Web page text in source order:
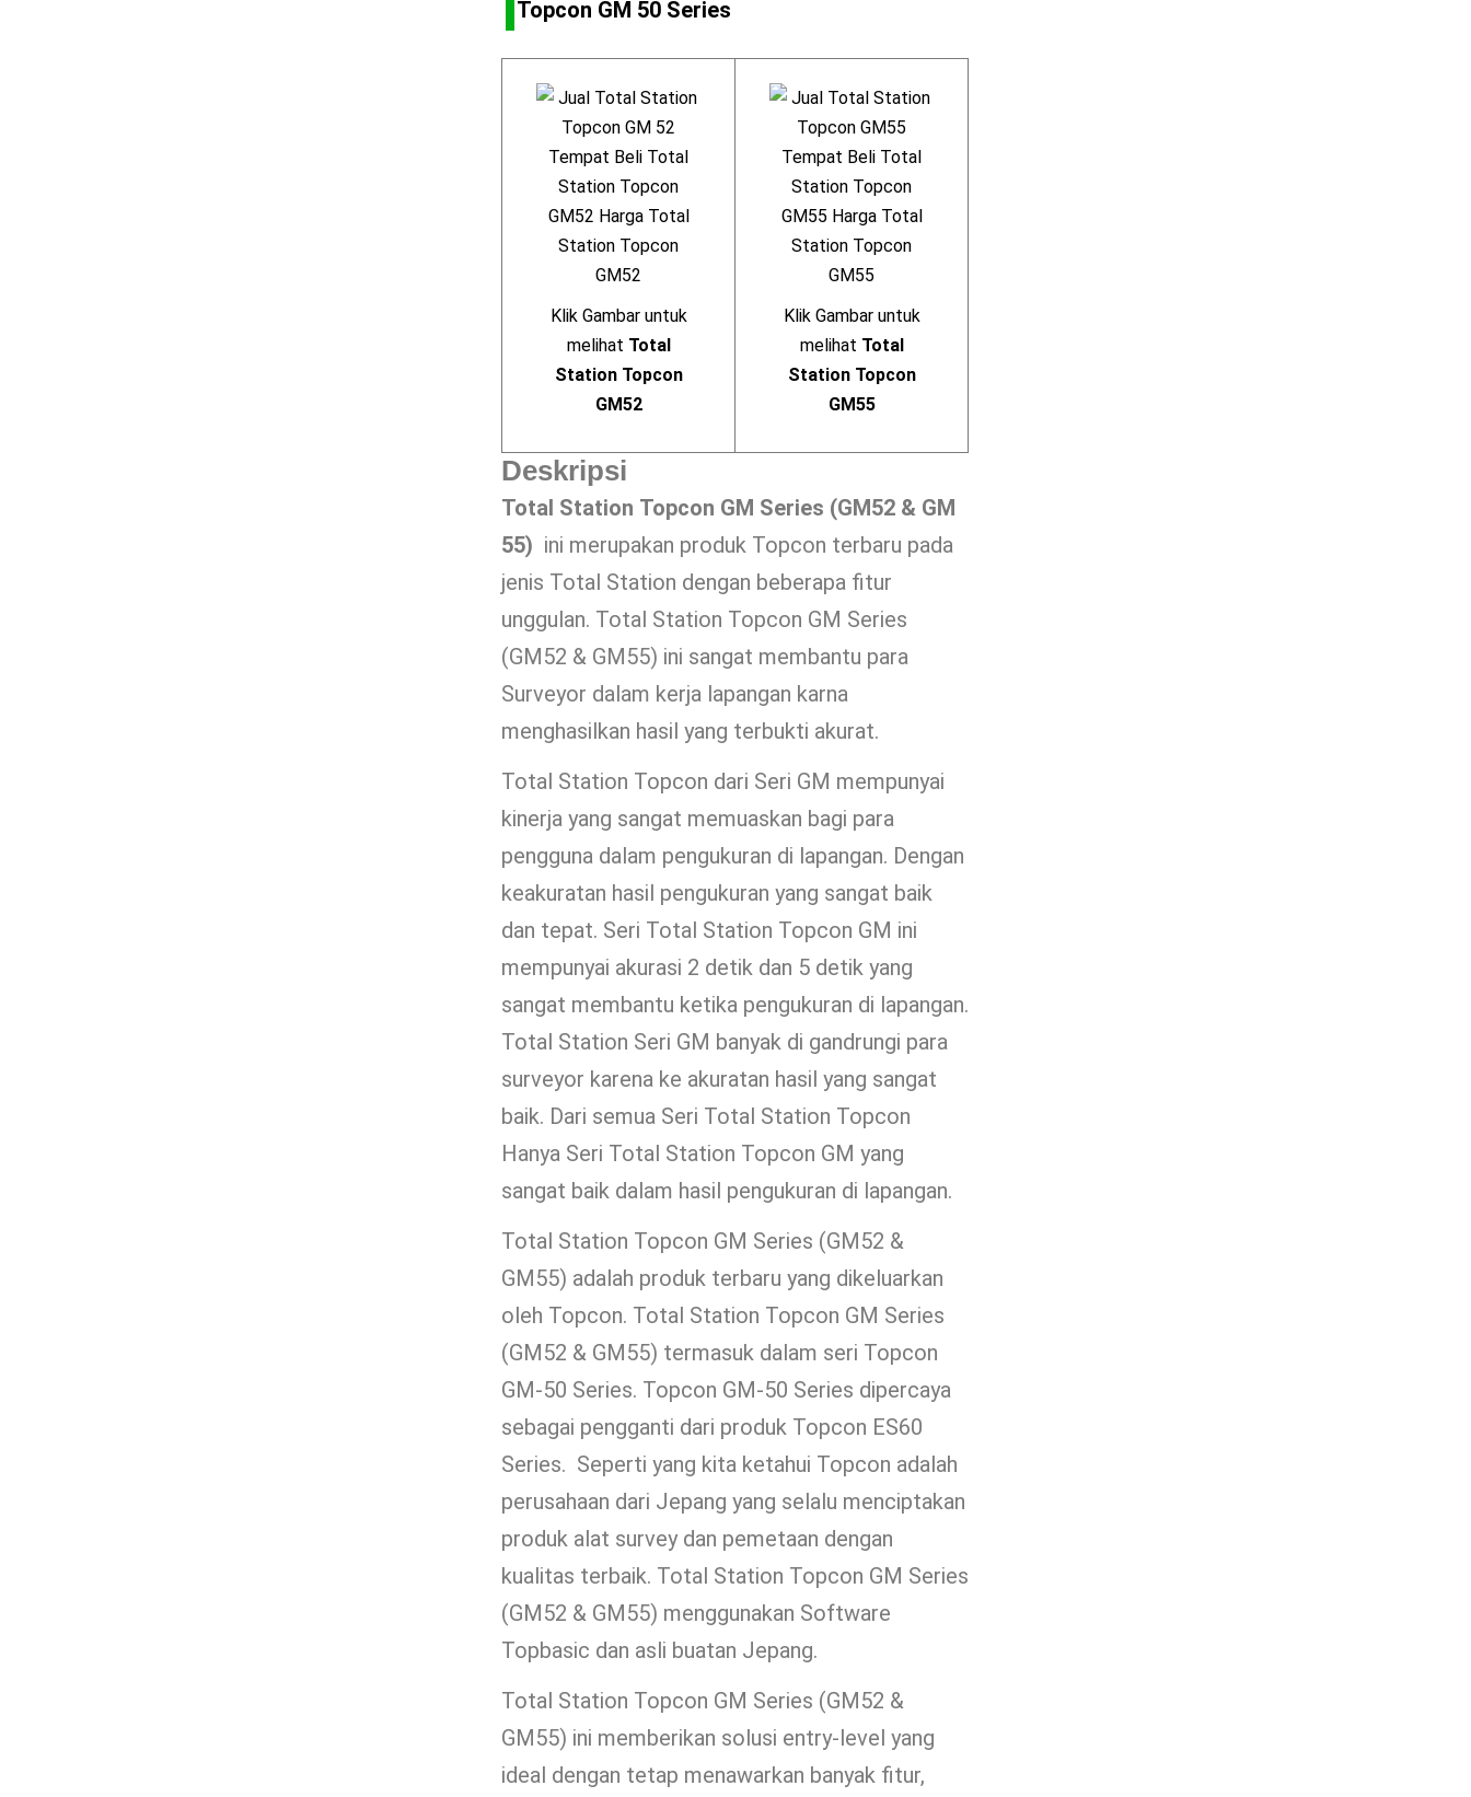
Topcon GM 50 Series
Klik Gambar untuk
melihat Total
Station Topcon
GM52
Klik Gambar untuk
melihat Total
Station Topcon
GM55
Deskripsi
Total Station Topcon GM Series (GM52 & GM
55) ini merupakan produk Topcon terbaru pada
jenis Total Station dengan beberapa fitur
unggulan. Total Station Topcon GM Series
(GM52 & GM55) ini sangat membantu para
Surveyor dalam kerja lapangan karna
menghasilkan hasil yang terbukti akurat.
Total Station Topcon dari Seri GM mempunyai
kinerja yang sangat memuaskan bagi para
pengguna dalam pengukuran di lapangan. Dengan
keakuratan hasil pengukuran yang sangat baik
dan tepat. Seri Total Station Topcon GM ini
mempunyai akurasi 2 detik dan 5 detik yang
sangat membantu ketika pengukuran di lapangan.
Total Station Seri GM banyak di gandrungi para
surveyor karena ke akuratan hasil yang sangat
baik. Dari semua Seri Total Station Topcon
Hanya Seri Total Station Topcon GM yang
sangat baik dalam hasil pengukuran di lapangan.
Total Station Topcon GM Series (GM52 &
GM55) adalah produk terbaru yang dikeluarkan
oleh Topcon. Total Station Topcon GM Series
(GM52 & GM55) termasuk dalam seri Topcon
GM-50 Series. Topcon GM-50 Series dipercaya
sebagai pengganti dari produk Topcon ES60
Series. Seperti yang kita ketahui Topcon adalah
perusahaan dari Jepang yang selalu menciptakan
produk alat survey dan pemetaan dengan
kualitas terbaik. Total Station Topcon GM Series
(GM52 & GM55) menggunakan Software
Topbasic dan asli buatan Jepang.
Total Station Topcon GM Series (GM52 &
GM55) ini memberikan solusi entry-level yang
ideal dengan tetap menawarkan banyak fitur,